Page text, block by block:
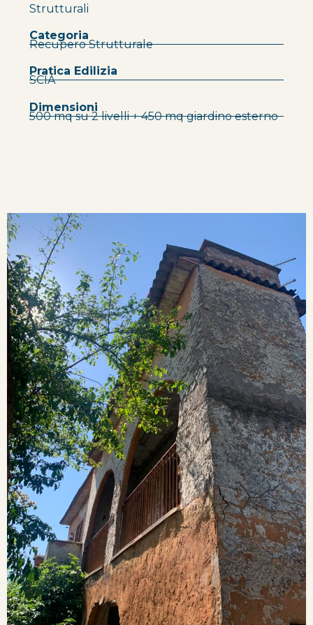
Strutturali
Categoria
Recupero Strutturale
Pratica Edilizia
SCIA
Dimensioni
500 mq su 2 livelli + 450 mq giardino esterno